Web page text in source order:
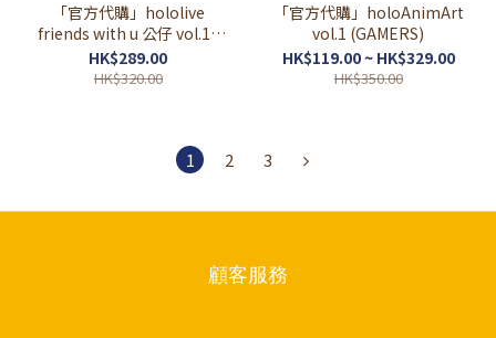
「官方代購」hololive
friends with u 公仔 vol.19
夏色まつり🏮/ 百鬼あやめ😈
/癒月ちょこ💋/ 天音かなた
HK$289.00
HK$320.00
「官方代購」holoAnimArt
vol.1 (GAMERS)
HK$119.00 ~ HK$329.00
HK$350.00
1 2 3
顧客服務